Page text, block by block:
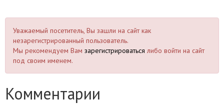
Уважаемый посетитель, Вы зашли на сайт как
незарегистрированный пользователь.
Мы рекомендуем Вам зарегистрироваться либо войти на сайт
под своим именем.
Комментарии